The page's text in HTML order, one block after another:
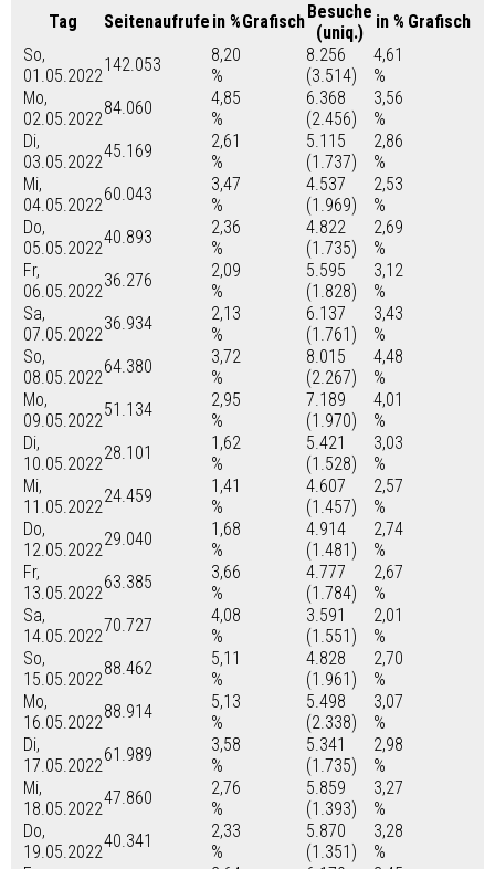
Tag Seitenaufrufe in %GrafischBesuche
(uniq.)
in % Grafisch
So,
01.05.2022
142.053
8,20
%
8.256
(3.514)
4,61
%
Mo,
02.05.2022
84.060
4,85
%
6.368
(2.456)
3,56
%
Di,
03.05.2022
45.169
2,61
%
5.115
(1.737)
2,86
%
Mi,
04.05.2022
60.043
3,47
%
4.537
(1.969)
2,53
%
Do,
05.05.2022
40.893
2,36
%
4.822
(1.735)
2,69
%
Fr,
06.05.2022
36.276
2,09
%
5.595
(1.828)
3,12
%
Sa,
07.05.2022
36.934
2,13
%
6.137
(1.761)
3,43
%
So,
08.05.2022
64.380
3,72
%
8.015
(2.267)
4,48
%
Mo,
09.05.2022
51.134
2,95
%
7.189
(1.970)
4,01
%
Di,
10.05.2022
28.101
1,62
%
5.421
(1.528)
3,03
%
Mi,
11.05.2022
24.459
1,41
%
4.607
(1.457)
2,57
%
Do,
12.05.2022
29.040
1,68
%
4.914
(1.481)
2,74
%
Fr,
13.05.2022
63.385
3,66
%
4.777
(1.784)
2,67
%
Sa,
14.05.2022
70.727
4,08
%
3.591
(1.551)
2,01
%
So,
15.05.2022
88.462
5,11
%
4.828
(1.961)
2,70
%
Mo,
16.05.2022
88.914
5,13
%
5.498
(2.338)
3,07
%
Di,
17.05.2022
61.989
3,58
%
5.341
(1.735)
2,98
%
Mi,
18.05.2022
47.860
2,76
%
5.859
(1.393)
3,27
%
Do,
19.05.2022
40.341
2,33
%
5.870
(1.351)
3,28
%